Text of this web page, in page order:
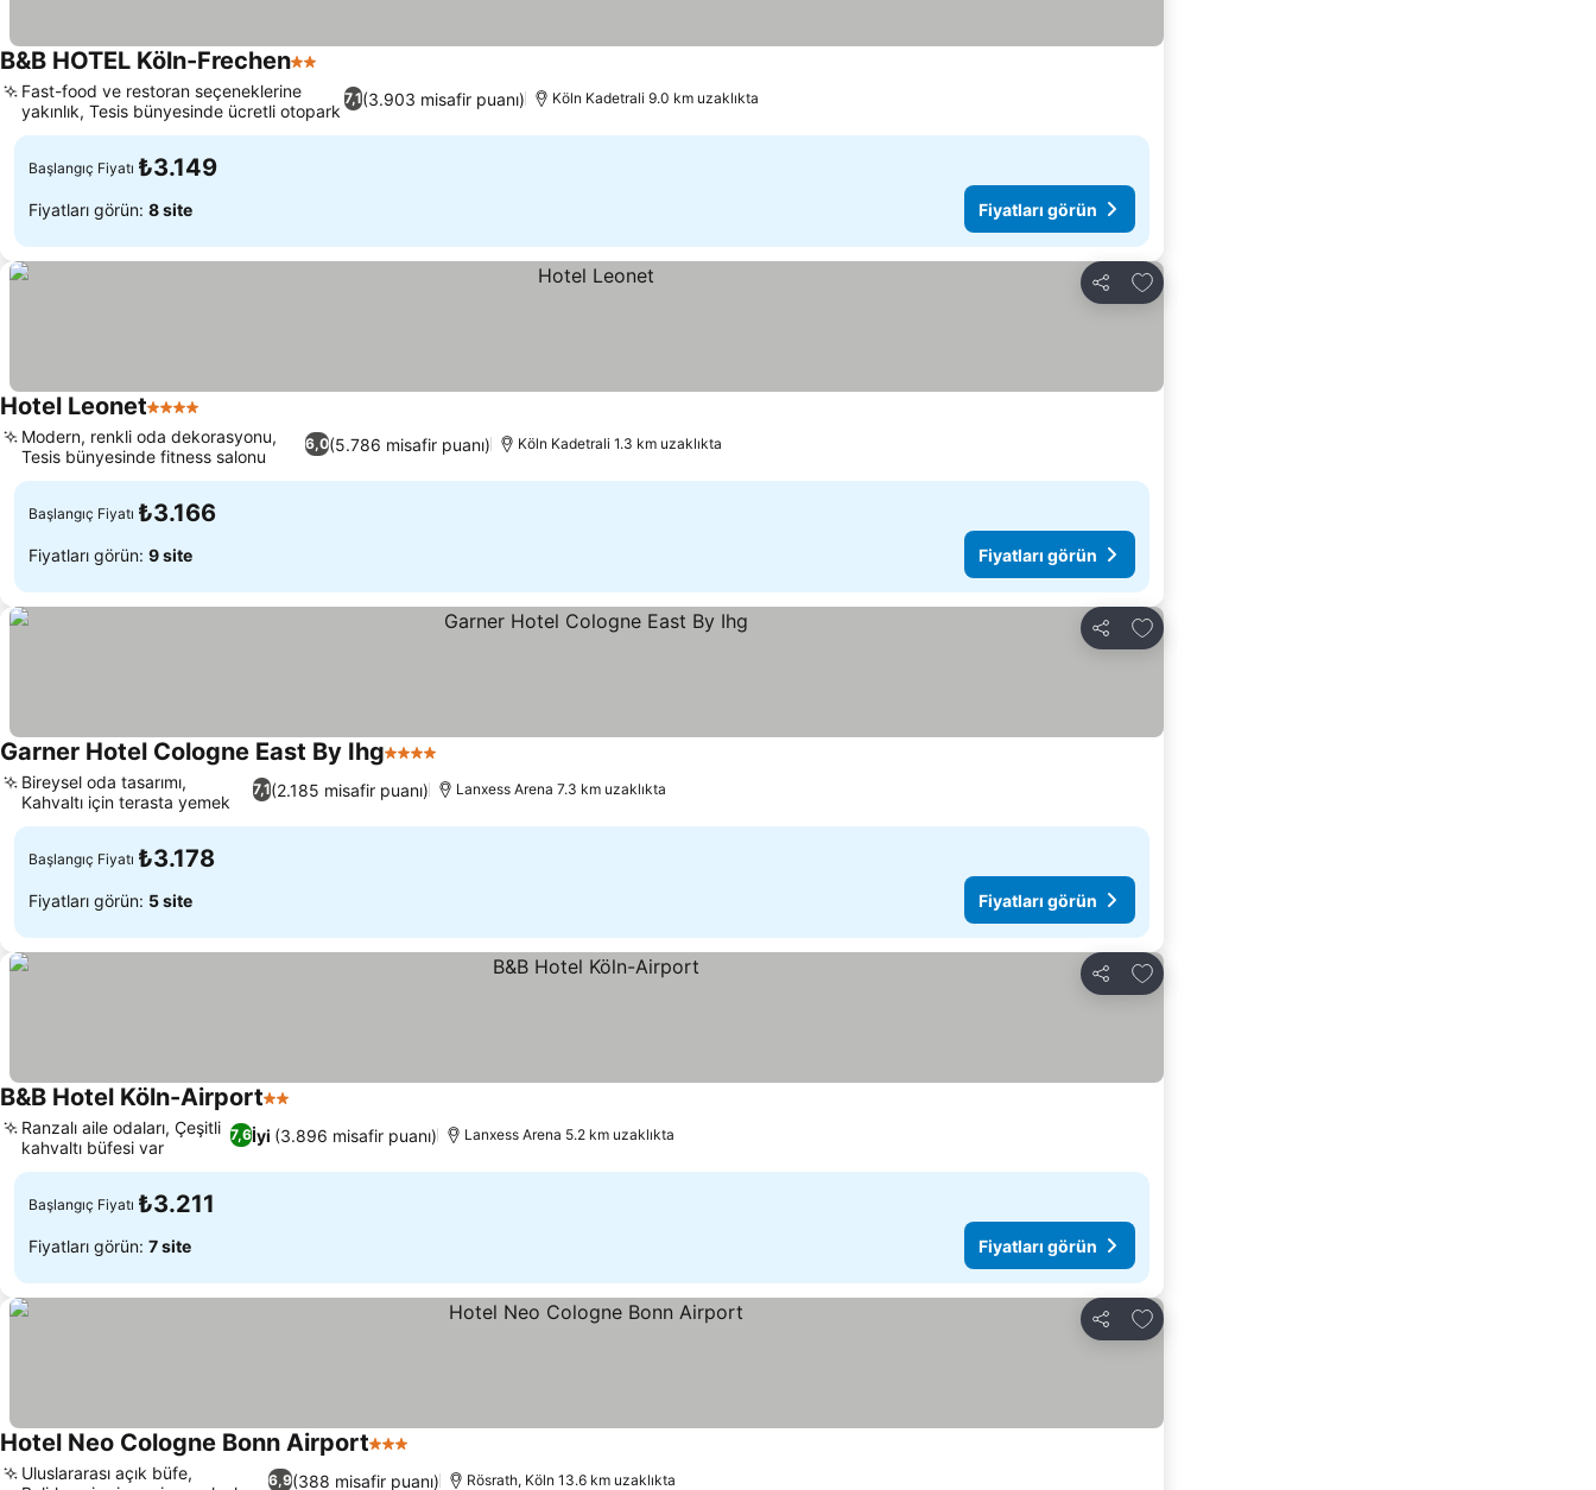
B&B HOTEL Köln-Frechen2 Yıldız
7,1(3.903 misafir puanı)
Fast-food ve restoran seçeneklerine
yakınlık, Tesis bünyesinde ücretli otopark
Köln Kadetrali 9.0 km uzaklıkta
Başlangıç Fiyatı ₺3.149
Fiyatları görün: 8 site Fiyatları görün
Paylaş
Favorilerime ekle
Hotel Leonet4 Yıldız
6,0(5.786 misafir puanı)
Modern, renkli oda dekorasyonu,
Tesis bünyesinde fitness salonu
Köln Kadetrali 1.3 km uzaklıkta
Başlangıç Fiyatı ₺3.166
Fiyatları görün: 9 site Fiyatları görün
Paylaş
Favorilerime ekle
Garner Hotel Cologne East By Ihg4 Yıldız
7,1(2.185 misafir puanı)
Bireysel oda tasarımı,
Kahvaltı için terasta yemek
Lanxess Arena 7.3 km uzaklıkta
Başlangıç Fiyatı ₺3.178
Fiyatları görün: 5 site Fiyatları görün
Paylaş
Favorilerime ekle
B&B Hotel Köln-Airport2 Yıldız
7,6İyi (3.896 misafir puanı)
Ranzalı aile odaları, Çeşitli
kahvaltı büfesi var
Lanxess Arena 5.2 km uzaklıkta
Başlangıç Fiyatı ₺3.211
Fiyatları görün: 7 site Fiyatları görün
Paylaş
Favorilerime ekle
Hotel Neo Cologne Bonn Airport3 Yıldız
6,9(388 misafir puanı)
Uluslararası açık büfe,
Rösrath, Köln 13.6 km uzaklıkta